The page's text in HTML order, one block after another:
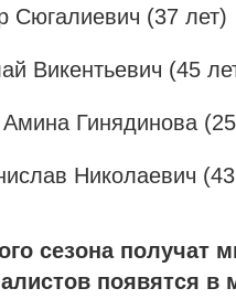
Сюгалиевич (37 лет)
Викентьевич (45
Гинядинова
Николаевич
сезона получат
появятся в